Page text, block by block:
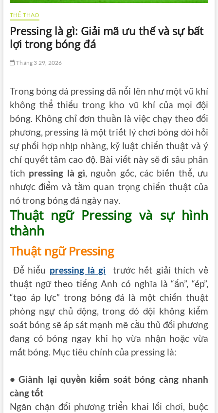
THỂ THAO
Pressing là gì: Giải mã ưu thế và sự bất
lợi trong bóng đá
Tháng 3 29, 2026
Trong bóng đá pressing đã nổi lên như một vũ khí
không thể thiếu trong kho vũ khí của mọi đội
bóng. Không chỉ đơn thuần là việc chạy theo đối
phương, pressing là một triết lý chơi bóng đòi hỏi
sự phối hợp nhịp nhàng, kỷ luật chiến thuật và ý
chí quyết tâm cao độ. Bài viết này sẽ đi sâu phân
tích pressing là gì, nguồn gốc, các biến thể, ưu
nhược điểm và tầm quan trọng chiến thuật của
nó trong bóng đá ngày nay.
Thuật ngữ Pressing và sự hình
thành
Thuật ngữ Pressing
Để hiểu pressing là gì trước hết giải thích về
thuật ngữ theo tiếng Anh có nghĩa là “ấn”, “ép”,
“tạo áp lực” trong bóng đá là một chiến thuật
phòng ngự chủ động, trong đó đội không kiểm
soát bóng sẽ áp sát mạnh mẽ cầu thủ đối phương
đang có bóng ngay khi họ vừa nhận hoặc vừa
mất bóng. Mục tiêu chính của pressing là:
• Giành lại quyền kiểm soát bóng càng nhanh
càng tốt
Ngăn chặn đối phương triển khai lối chơi, buộc